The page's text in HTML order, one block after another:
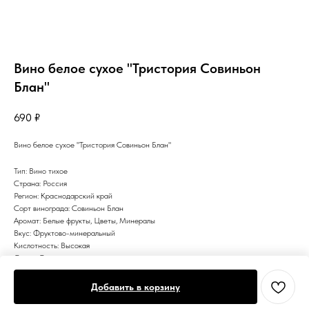
Вино белое сухое "Тристория Совиньон
Блан"
690 ₽
Добавить в корзину
Вино белое сухое "Тристория Совиньон Блан"
Тип: Вино тихое
Страна: Россия
Регион: Краснодарский край
Сорт винограда: Совиньон Блан
Аромат: Белые фрукты, Цветы, Минералы
Вкус: Фруктово-минеральный
Кислотность: Высокая
Сахар: Сухое
Цвет: Белое